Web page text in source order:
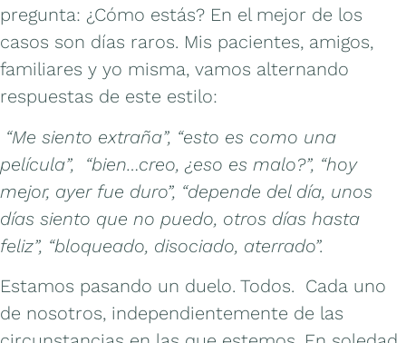
pregunta: ¿Cómo estás? En el mejor de los
casos son días raros. Mis pacientes, amigos,
familiares y yo misma, vamos alternando
respuestas de este estilo:
“Me siento extraña”, “esto es como una
película”, “bien…creo, ¿eso es malo?”, “hoy
mejor, ayer fue duro”, “depende del día, unos
días siento que no puedo, otros días hasta
feliz”, “bloqueado, disociado, aterrado”.
Estamos pasando un duelo. Todos. Cada uno
de nosotros, independientemente de las